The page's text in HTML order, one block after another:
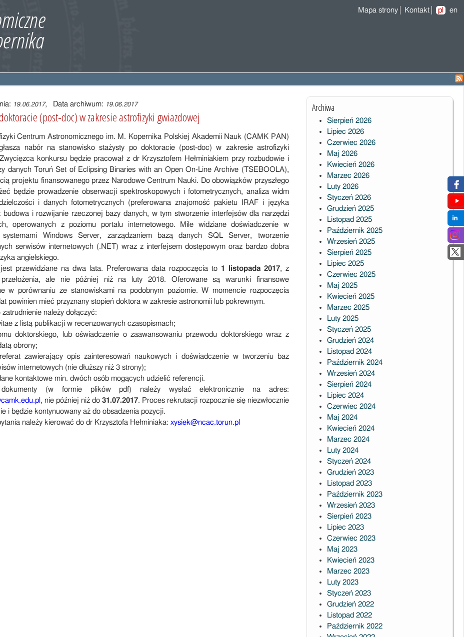
Mapa strony Kontakt pl en
19.06.2017, Data archiwum: 19.06.2017
(post-doc) w zakresie astrofizyki gwiazdowej
Centrum Astronomicznego im. M. Kopernika Polskiej Akademii Nauk (CAMK PAN)
nabór na stanowisko stażysty po doktoracie (post-doc) w zakresie astrofizyki
konkursu będzie pracował z dr Krzysztofem Hełminiakiem przy rozbudowie i
danych Toruń Set of Eclipsing Binaries with an Open On-Line Archive (TSEBOOLA),
projektu finansowanego przez Narodowe Centrum Nauki. Do obowiązków przyszłego
będzie prowadzenie obserwacji spektroskopowych i fotometrycznych, analiza widm
i danych fotometrycznych (preferowana znajomość pakietu IRAF i języka
budowa i rozwijanie rzeczonej bazy danych, w tym stworzenie interfejsów dla narzędzi
operowanych z poziomu portalu internetowego. Mile widziane doświadczenie w
systemami Windows Server, zarządzaniem bazą danych SQL Server, tworzenie
serwisów internetowych (.NET) wraz z interfejsem dostępowym oraz bardzo dobra
angielskiego.
przewidziane na dwa lata. Preferowana data rozpoczęcia to 1 listopada 2017, z
przełożenia, ale nie później niż na luty 2018. Oferowane są warunki finansowe
w porównaniu ze stanowiskami na podobnym poziomie. W momencie rozpoczęcia
powinien mieć przyznany stopień doktora w zakresie astronomii lub pokrewnym.
zatrudnienie należy dołączyć:
z listą publikacji w recenzowanych czasopismach;
doktorskiego, lub oświadczenie o zaawansowaniu przewodu doktorskiego wraz z
obrony;
zawierający opis zainteresowań naukowych i doświadczenie w tworzeniu baz
internetowych (nie dłuższy niż 3 strony);
kontaktowe min. dwóch osób mogących udzielić referencji.
dokumenty (w formie plików pdf) należy wysłać elektronicznie na adres:
, nie później niż do 31.07.2017. Proces rekrutacji rozpocznie się niezwłocznie
i będzie kontynuowany aż do obsadzenia pozycji.
należy kierować do dr Krzysztofa Hełminiaka: xysiek@ncac.torun.pl
Archiwa
Sierpień 2026
Lipiec 2026
Czerwiec 2026
Maj 2026
Kwiecień 2026
Marzec 2026
Luty 2026
Styczeń 2026
Grudzień 2025
Listopad 2025
Październik 2025
Wrzesień 2025
Sierpień 2025
Lipiec 2025
Czerwiec 2025
Maj 2025
Kwiecień 2025
Marzec 2025
Luty 2025
Styczeń 2025
Grudzień 2024
Listopad 2024
Październik 2024
Wrzesień 2024
Sierpień 2024
Lipiec 2024
Czerwiec 2024
Maj 2024
Kwiecień 2024
Marzec 2024
Luty 2024
Styczeń 2024
Grudzień 2023
Listopad 2023
Październik 2023
Wrzesień 2023
Sierpień 2023
Lipiec 2023
Czerwiec 2023
Maj 2023
Kwiecień 2023
Marzec 2023
Luty 2023
Styczeń 2023
Grudzień 2022
Listopad 2022
Październik 2022